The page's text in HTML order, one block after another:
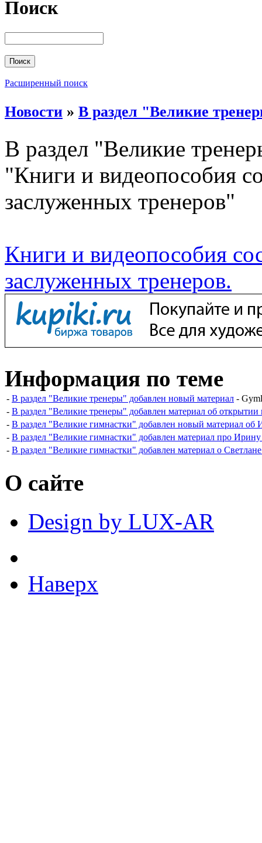
Поиск
Расширенный поиск
Новости » В раздел "Великие
В раздел "Великие
"Книги и видеопособия
заслуженных тренеров"
Книги и видеопособия
заслуженных тренеров.
Информация по теме
- В раздел "Великие тренеры" добавлен новый материал -
- В раздел "Великие тренеры" добавлен материал об
- В раздел "Великие гимнастки" добавлен новый материал
- В раздел "Великие гимнастки" добавлен материал про
- В раздел "Великие гимнастки" добавлен материал о
О сайте
Design by LUX-AR
Наверх